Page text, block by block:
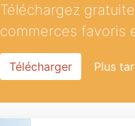
Téléchargez
commerces favoris
Télécharger Plus